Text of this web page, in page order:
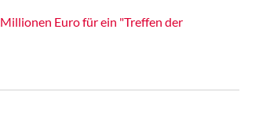
Euro für ein "Treffen der